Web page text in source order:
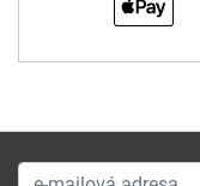
e-mailová adresa